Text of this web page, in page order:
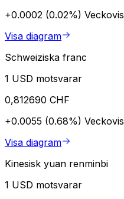
+0.0002 (0.02%) Veckovis
Visa diagram
Schweiziska franc
1 USD motsvarar
0,812690 CHF
+0.0055 (0.68%) Veckovis
Visa diagram
Kinesisk yuan renminbi
1 USD motsvarar